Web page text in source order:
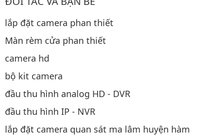
lắp đặt camera phan thiết
Màn rèm cửa phan thiết
camera hd
bộ kit camera
đầu thu hình analog HD - DVR
đầu thu hình IP - NVR
lắp đặt camera quan sát ma lâm huyện hàm